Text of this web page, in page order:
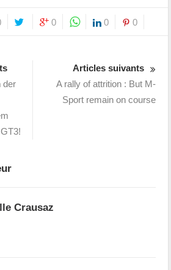
0 0 0
der
Articles suivants
A rally of attrition : But M-
Sport remain on course
Crausaz